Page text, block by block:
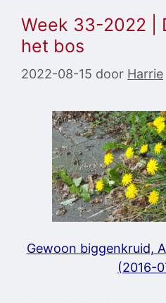
Week 33-2022 |
het bos
2022-08-15 door Harrie
Gewoon biggenkruid,
(2016-